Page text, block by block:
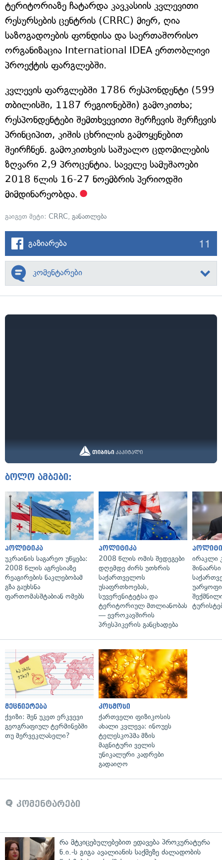
ტერიტორიაზე ჩატარდა კავკასიის კვლევითი
რესურსების ცენტრის (CRRC) მიერ, ღია
საზოგადოების ფონდისა და საერთაშორისო
ორგანიზაცია International IDEA ერთობლივი
პროექტის ფარგლებში.
კვლევის ფარგლებში 1786 რესპონდენტი (599
თბილისში, 1187 რეგიონებში) გამოკითხა;
რესპონდენტები შემთხვევითი შერჩევის შერჩევის
პრინციპით, კიშის ცხრილის გამოყენებით
შეირჩნენ. გამოკითხვის საშუალო ცდომილების
ზღვარი 2,9 პროცენტია. საველე სამუშაოები
2018 წლის 16-27 ნოემბრის პერიოდში
მიმდინარეობდა.
გაიგეთ მეტი: CRRC, განათლება
გაზიარება 11
კომენტარები
ბოლო ამბები:
პოლიტიკა
უკრაინის საგარეო უწყება:
2008 წლის აგრესიაზე
რეაგირების ნაკლებობამ
გზა გაუხსნა
ფართომასშტაბიან ომებს
პოლიტიკა
2008 წლის ომის შედეგები
დღემდე ძირს უთხრის
საქართველოს
უსაფრთხოებას,
სუვერენიტეტსა და
ტერიტორიულ მთლიანობას
— ევროკავშირის
პრესპიკერის განცხადება
ირაკლი
მეცნიერება
ქვიზი: შენ უკეთ ერკვევი
გეოგრაფიულ ტერმინებში
თუ მერვეკლასელი?
კოსმოსი
ქართველი ფიზიკოსის
ახალი კვლევა: ინოუეს
ტელესკოპმა მზის
მაგნიტური ველის
უნიკალური კადრები
გადაიღო
კომენტარები
რა მტკიცებულებებით ედავება პროკურატურა
ნ.ი.-ს გიგა ავალიანის საქმეზე ძალადობის